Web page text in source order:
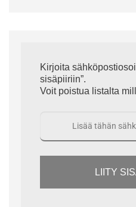
Kirjoita
sisäpiiriin”.
Voit poistua listalta
LIITY